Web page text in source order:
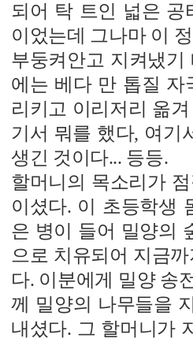
되어 탁 트인 넓은 공
이었는데 그나마 이
부둥켜안고 지켜냈
에는 베다 만 톱질 자
리키고 이리저리 옮
기서 뭐를 했다, 여기
생긴 것이다... 등등.
할머니의 목소리가
이셨다. 이 초등학생
은 병이 들어 밀양의
으로 치유되어 지금
다. 이분에게 밀양 송
께 밀양의 나무들을
내셨다. 그 할머니가